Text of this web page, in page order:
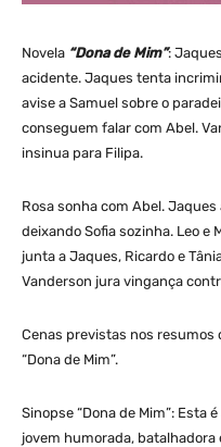
Novela “Dona de Mim”:
acidente. Jaques tenta
avise a Samuel sobre o
conseguem falar com Abel.
insinua para Filipa.
Rosa sonha com Abel.
deixando Sofia sozinha. Leo e
junta a Jaques, Ricardo e
Vanderson jura vingança
Cenas previstas nos resumos
“Dona de Mim”.
Sinopse “Dona de Mim”: Esta
jovem humorada,